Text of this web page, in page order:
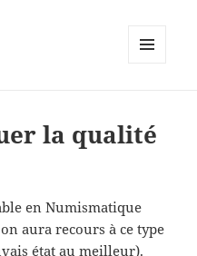
la qualité
en Numismatique
aura recours à ce type
état au meilleur).